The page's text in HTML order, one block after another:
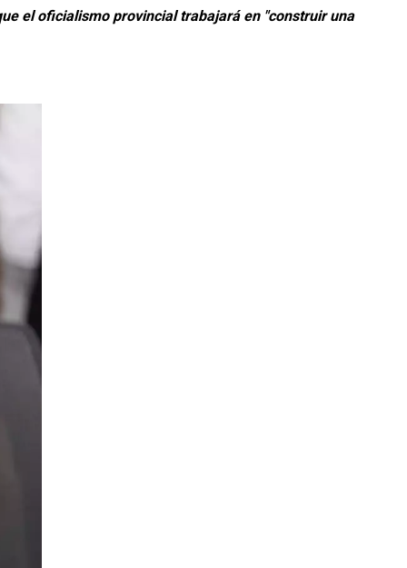
el oficialismo provincial trabajará en "construir una